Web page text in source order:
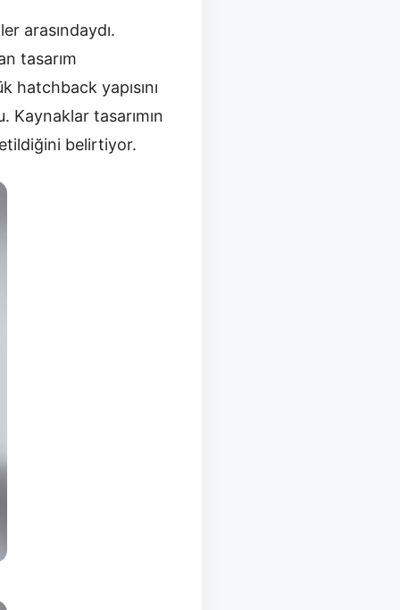
arasındaydı.
tasarım
hatchback yapısını
Kaynaklar tasarımın
belirtiyor.